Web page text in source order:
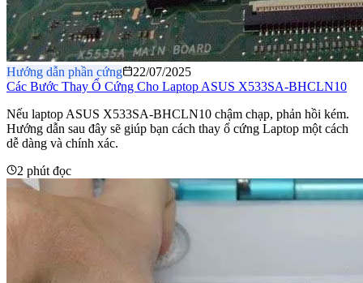
Hướng dẫn phần cứng
22/07/2025
Các Bước Thay Ổ Cứng Cho Laptop ASUS X533SA-BHCLN10
Nếu laptop ASUS X533SA-BHCLN10 chậm chạp, phản hồi kém.
Hướng dẫn sau đây sẽ giúp bạn cách thay ổ cứng Laptop một cách
dễ dàng và chính xác.
2 phút đọc